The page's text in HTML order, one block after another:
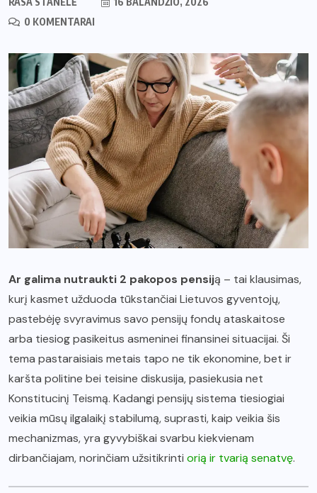
0 KOMENTARAI
Ar galima nutraukti 2 pakopos pensiją – tai klausimas,
kurį kasmet užduoda tūkstančiai Lietuvos gyventojų,
pastebėję svyravimus savo pensijų fondų ataskaitose
arba tiesiog pasikeitus asmeninei finansinei situacijai. Ši
tema pastaraisiais metais tapo ne tik ekonomine, bet ir
karšta politine bei teisine diskusija, pasiekusia net
Konstitucinį Teismą. Kadangi pensijų sistema tiesiogiai
veikia mūsų ilgalaikį stabilumą, suprasti, kaip veikia šis
mechanizmas, yra gyvybiškai svarbu kiekvienam
dirbančiajam, norinčiam užsitikrinti orią ir tvarią senatvę.